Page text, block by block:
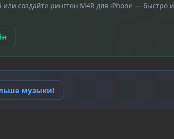
или создайте рингтон M4R для iPhone — быстро и
музыки!